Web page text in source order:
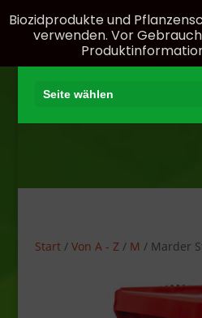
Seite wählen
Start/ Von A - Z/ M / Marder
Biozidprodukte und
verwenden. Vor